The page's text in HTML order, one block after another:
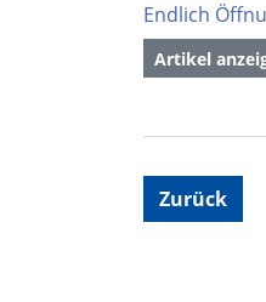
Artikel
Zurück